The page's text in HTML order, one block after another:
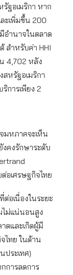
ฐอเมริกา หาก
ะเพิ่มขึ้น 200
อำนาจในตลาด
สำหรับค่า HHI
4,702 หลัง
หรัฐอเมริกา
การเพียง 2
มหภาคจะเห็น
คงรักษาระดับ
อเศรษฐกิจไทย
อเนื่องในระยะ
ไม่แน่นอนสูง
ดและเกิดผู้มี
ไทย ในด้าน
ประเทศ)
การลดการ